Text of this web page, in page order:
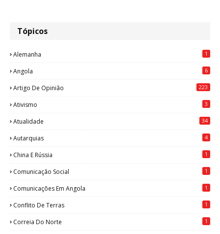
Tópicos
Alemanha 1
Angola 6
Artigo De Opinião 223
Ativismo 3
Atualidade 34
Autarquias 4
China E Rússia 1
Comunicação Social 1
Comunicações Em Angola 1
Conflito De Terras 1
Correia Do Norte 1